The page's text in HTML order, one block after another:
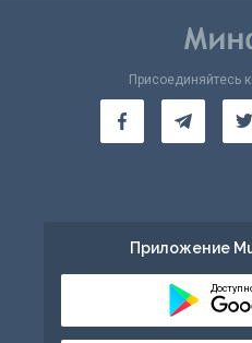
Присоединяйтесь
Приложение